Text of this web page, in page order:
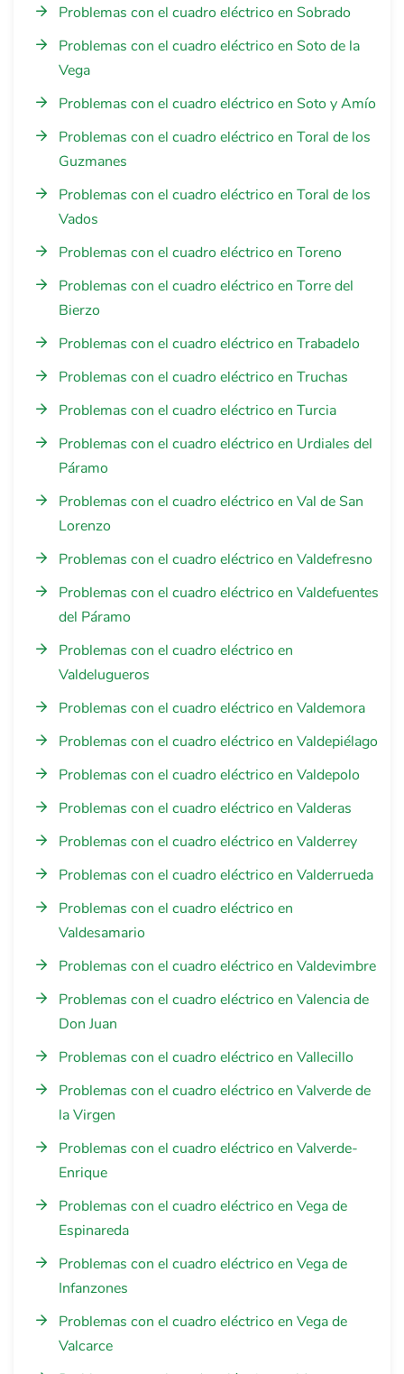
Problemas con el cuadro eléctrico en Sobrado
Problemas con el cuadro eléctrico en Soto de la
Vega
Problemas con el cuadro eléctrico en Soto y Amío
Problemas con el cuadro eléctrico en Toral de los
Guzmanes
Problemas con el cuadro eléctrico en Toral de los
Vados
Problemas con el cuadro eléctrico en Toreno
Problemas con el cuadro eléctrico en Torre del
Bierzo
Problemas con el cuadro eléctrico en Trabadelo
Problemas con el cuadro eléctrico en Truchas
Problemas con el cuadro eléctrico en Turcia
Problemas con el cuadro eléctrico en Urdiales del
Páramo
Problemas con el cuadro eléctrico en Val de San
Lorenzo
Problemas con el cuadro eléctrico en Valdefresno
Problemas con el cuadro eléctrico en Valdefuentes
del Páramo
Problemas con el cuadro eléctrico en
Valdelugueros
Problemas con el cuadro eléctrico en Valdemora
Problemas con el cuadro eléctrico en Valdepiélago
Problemas con el cuadro eléctrico en Valdepolo
Problemas con el cuadro eléctrico en Valderas
Problemas con el cuadro eléctrico en Valderrey
Problemas con el cuadro eléctrico en Valderrueda
Problemas con el cuadro eléctrico en
Valdesamario
Problemas con el cuadro eléctrico en Valdevimbre
Problemas con el cuadro eléctrico en Valencia de
Don Juan
Problemas con el cuadro eléctrico en Vallecillo
Problemas con el cuadro eléctrico en Valverde de
la Virgen
Problemas con el cuadro eléctrico en Valverde-
Enrique
Problemas con el cuadro eléctrico en Vega de
Espinareda
Problemas con el cuadro eléctrico en Vega de
Infanzones
Problemas con el cuadro eléctrico en Vega de
Valcarce